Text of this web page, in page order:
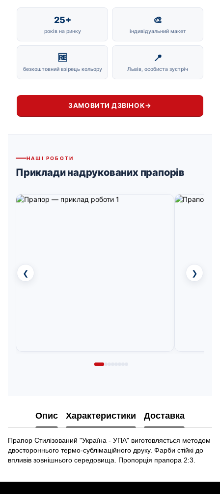
25+
років на ринку
🎨
індивідуальний макет
🆓
безкоштовний взірець кольору
📍
Львів, особиста зустріч
ЗАМОВИТИ ДЗВІНОК→
НАШІ РОБОТИ
Приклади надрукованих прапорів
❮ ❯
Опис Характеристики Доставка
Прапор Стилізований "Україна - УПА" виготовляється методом
двостороннього термо-сублімаційного друку. Фарби стійкі до
впливів зовнішнього середовища. Пропорція прапора 2:3.